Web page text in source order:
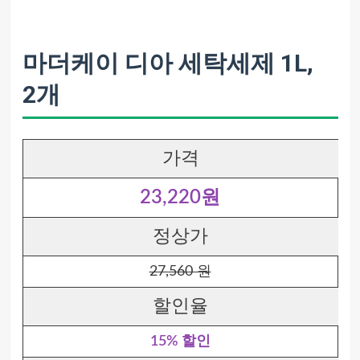
마더케이 디아 세탁세제 1L,
2개
가격
23,220원
정상가
27,560 원
할인율
15% 할인